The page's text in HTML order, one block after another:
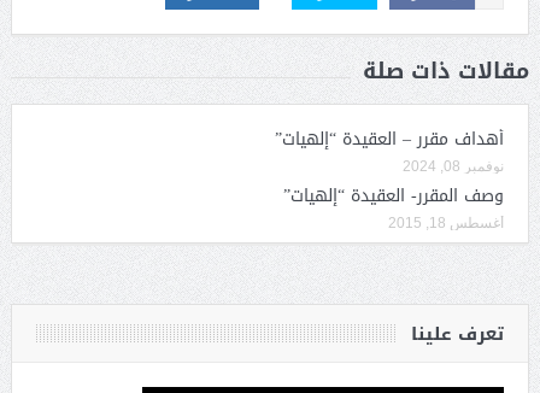
مقالات ذات صلة
أهداف مقرر – العقيدة “إلهيات”
نوفمبر 08, 2024
وصف المقرر- العقيدة “إلهيات”
أغسطس 18, 2015
تعرف علينا